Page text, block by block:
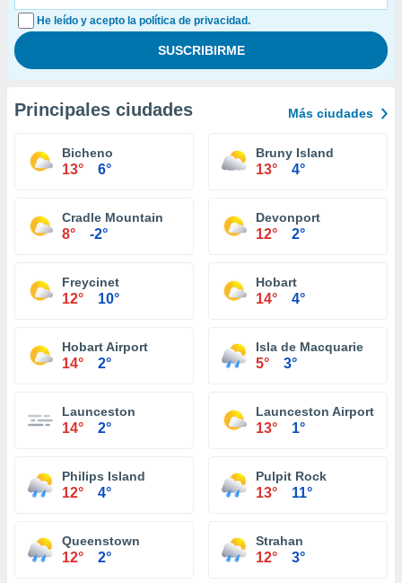
He leído y acepto la política de privacidad.
Principales ciudades Más ciudades
Bicheno
13° 6°
Bruny Island
13° 4°
Cradle Mountain
8° -2°
Devonport
12° 2°
Freycinet
12° 10°
Hobart
14° 4°
Hobart Airport
14° 2°
Isla de Macquarie
5° 3°
Launceston
14° 2°
Launceston Airport
13° 1°
Philips Island
12° 4°
Pulpit Rock
13° 11°
Queenstown
12° 2°
Strahan
12° 3°